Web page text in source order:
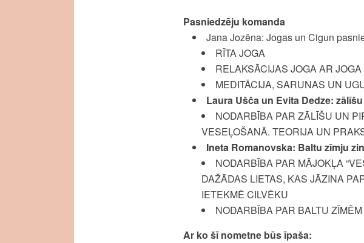
Pasniedzēju komanda
Jana Jozēna: Jogas un Cigun
RĪTA JOGA
RELAKSĀCIJAS JOGA AR
MEDITĀCIJA, SARUNAS UN
Laura Ušča un Evita Dedze:
NODARBĪBA PAR ZĀLĪŠU UN
VESEĻOŠANĀ. TEORIJA UN
Ineta Romanovska: Baltu zīmju
NODARBĪBA PAR MĀJOKĻA
DAŽĀDAS LIETAS, KAS JĀZINA
IETEKMĒ CILVĒKU
NODARBĪBA PAR BALTU
Ar ko šī nometne būs īpaša: